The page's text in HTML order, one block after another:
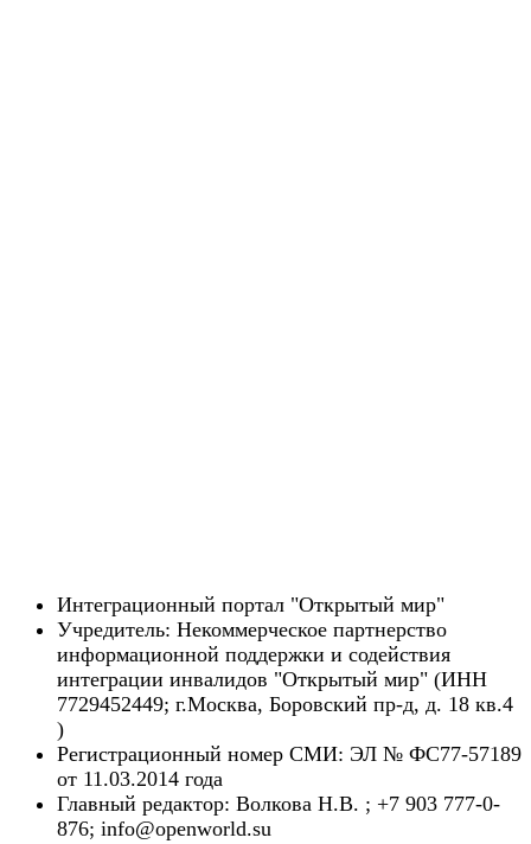
Интеграционный портал "Открытый мир"
Учредитель: Некоммерческое партнерство
информационной поддержки и содействия
интеграции инвалидов "Открытый мир" (ИНН
7729452449; г.Москва, Боровский пр-д, д. 18 кв.4
)
Регистрационный номер СМИ: ЭЛ № ФС77-57189
от 11.03.2014 года
Главный редактор: Волкова Н.В. ; +7 903 777-0-
876; info@openworld.su